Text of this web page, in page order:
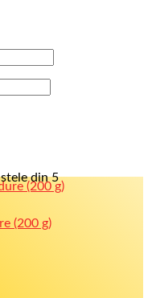
(200 g)
din 5